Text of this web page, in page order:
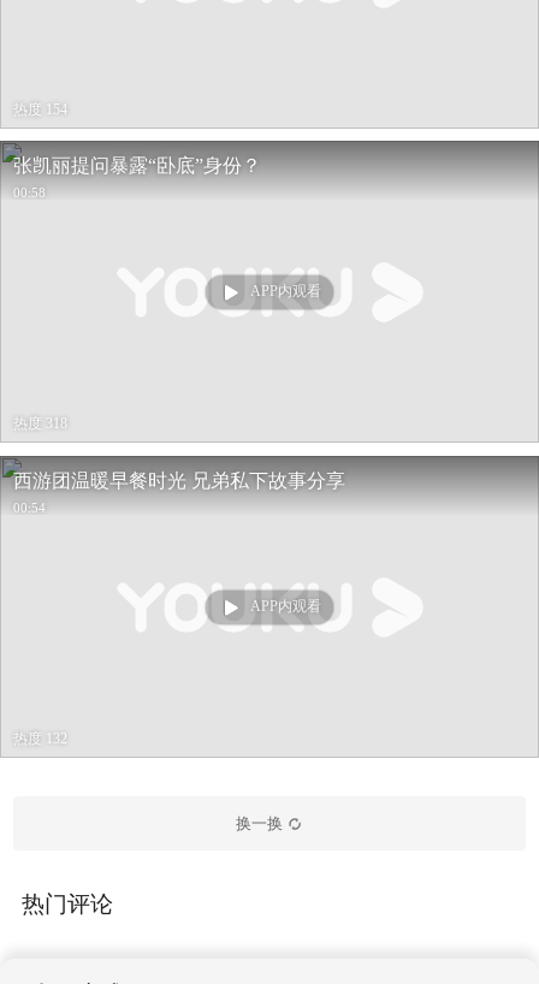
热度 154
张凯丽提问暴露“卧底”身份？
00:58
APP内观看
热度 318
西游团温暖早餐时光 兄弟私下故事分享
00:54
APP内观看
热度 132
换一换
热门评论